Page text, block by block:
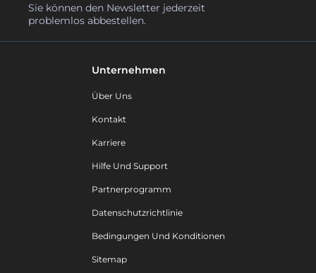
Sie können den Newsletter jederzeit
problemlos abbestellen.
Unternehmen
Über Uns
Kontakt
Karriere
Hilfe Und Support
Partnerprogramm
Datenschutzrichtlinie
Bedingungen Und Konditionen
Sitemap